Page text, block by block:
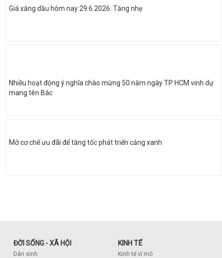
Giá xăng dầu hôm nay 29.6.2026: Tăng nhẹ
Nhiều hoạt động ý nghĩa chào mừng 50 năm ngày TP HCM vinh dự
mang tên Bác
Mở cơ chế ưu đãi để tăng tốc phát triển cảng xanh
ĐỜI SỐNG - XÃ HỘI
Dân sinh
KINH TẾ
Kinh tế vĩ mô